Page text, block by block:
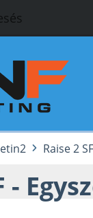
Raise 2
-